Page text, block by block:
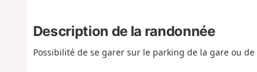
Description de la randonnée
Possibilité de se garer sur le parking de la gare ou